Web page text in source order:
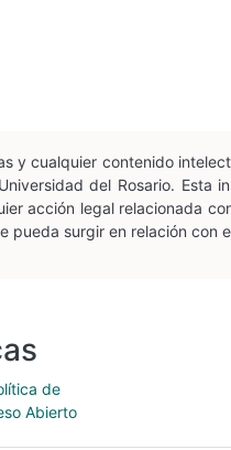
y cualquier contenido
del Rosario. Esta
acción legal relacionada
pueda surgir en relación con